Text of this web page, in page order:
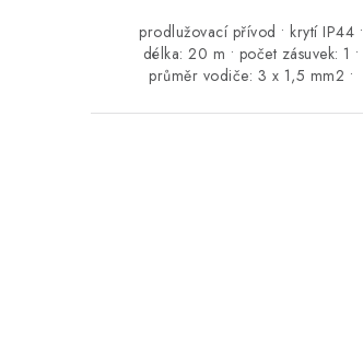
prodlužovací přívod • krytí IP44 •
délka: 20 m • počet zásuvek: 1 •
průměr vodiče: 3 x 1,5 mm2 •